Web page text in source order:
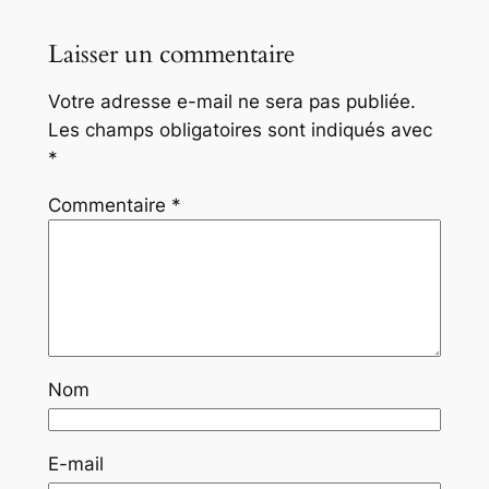
Laisser un commentaire
Votre adresse e-mail ne sera pas publiée.
Les champs obligatoires sont indiqués avec
*
Commentaire *
Nom
E-mail